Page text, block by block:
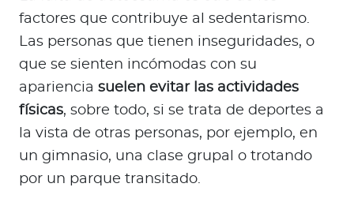
factores que contribuye al sedentarismo.
Las personas que tienen inseguridades, o
que se sienten incómodas con su
apariencia suelen evitar las actividades
físicas, sobre todo, si se trata de deportes a
la vista de otras personas, por ejemplo, en
un gimnasio, una clase grupal o trotando
por un parque transitado.